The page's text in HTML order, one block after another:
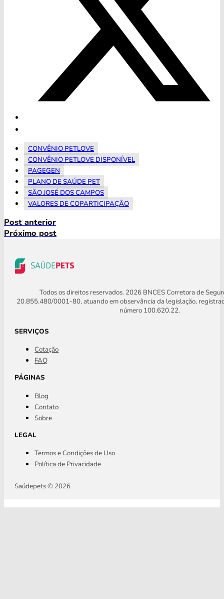
CONVÊNIO PETLOVE
CONVÊNIO PETLOVE DISPONÍVEL
PAGEGEN
PLANO DE SAÚDE PET
SÃO JOSÉ DOS CAMPOS
VALORES DE COPARTICIPAÇÃO
Post anterior
Próximo post
Todos os direitos reservados. 2026 BNCES Corretora de
20.855.480/0001-80, atuando em observância da legislação,
número 100.620.22.
SERVIÇOS
Cotação
FAQ
PÁGINAS
Blog
Contato
Sobre
LEGAL
Termos e Condições de Uso
Política de Privacidade
Saúdepets © 2026